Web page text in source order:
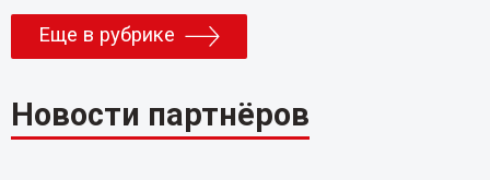
Еще в рубрике
Новости партнёров